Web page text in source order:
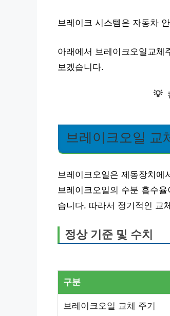
브레이크 시스템은 자동차
아래에서 브레이크오일교체
보겠습니다.
💡
브레이크오일 교
브레이크오일은 제동장치
브레이크오일의 수분 흡수
습니다. 따라서 정기적인 교
정상 기준 및 수치
구분
브레이크오일 교체 주기